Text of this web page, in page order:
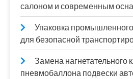
салоном и современным
Упаковка
для безопасной
Замена нагнетательного
пневмобаллона подвески